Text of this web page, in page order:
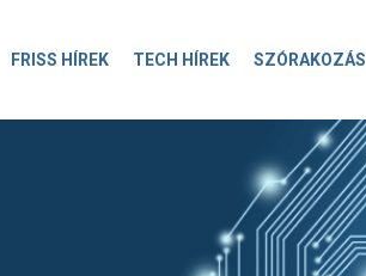
FRISS HÍREK TECH HÍREK SZÓRAKOZÁS